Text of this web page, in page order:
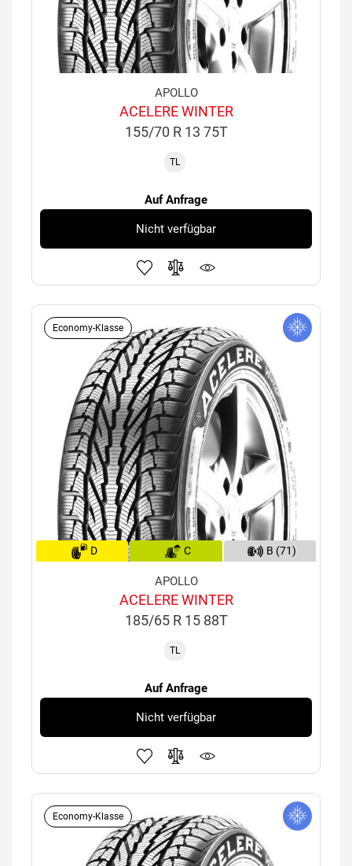
APOLLO
ACELERE WINTER
155/70 R 13 75T
TL
Auf Anfrage
Nicht verfügbar
Economy-Klasse
D C B (71)
APOLLO
ACELERE WINTER
185/65 R 15 88T
TL
Auf Anfrage
Nicht verfügbar
Economy-Klasse